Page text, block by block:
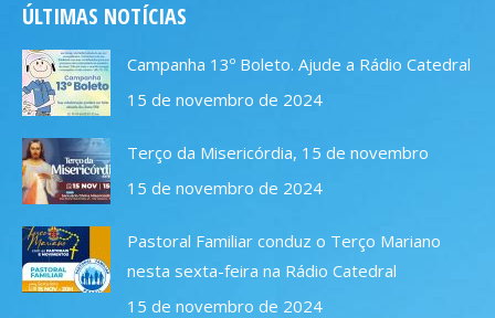
opens
in
new
window
opens
in
new
window
opens
in
new
window
opens
new
window
ÚLTIMAS NOTÍCIAS
Campanha 13º Boleto. Ajude a Rádio Catedral
15 de novembro de 2024
Terço da Misericórdia, 15 de novembro
15 de novembro de 2024
Pastoral Familiar conduz o Terço Mariano
nesta sexta-feira na Rádio Catedral
15 de novembro de 2024